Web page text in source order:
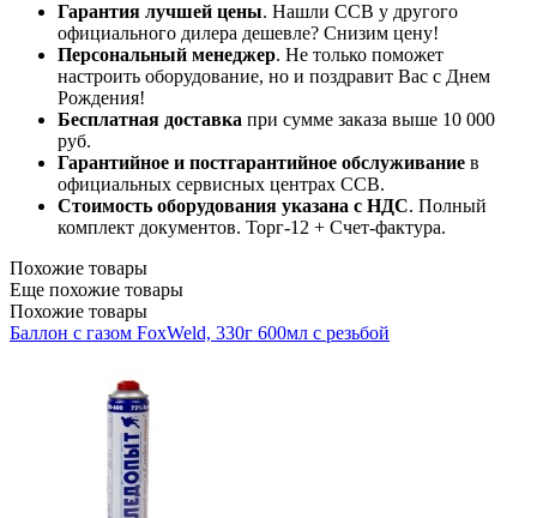
Гарантия лучшей цены. Нашли ССВ у другого
официального дилера дешевле? Снизим цену!
Персональный менеджер. Не только поможет
настроить оборудование, но и поздравит Вас с Днем
Рождения!
Бесплатная доставка при сумме заказа выше 10 000
руб.
Гарантийное и постгарантийное обслуживание в
официальных сервисных центрах ССВ.
Стоимость оборудования указана с НДС. Полный
комплект документов. Торг-12 + Счет-фактура.​
Похожие товары
Еще похожие товары
Похожие товары
Баллон c газом FoxWeld, 330г 600мл с резьбой